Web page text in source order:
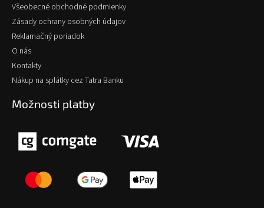
Všeobecné obchodné podmienky
Zásady ochrany osobných údajov
Reklamačný poriadok
O nás
Kontakty
Nákup na splátky cez Tatra Banku
Možnosti platby